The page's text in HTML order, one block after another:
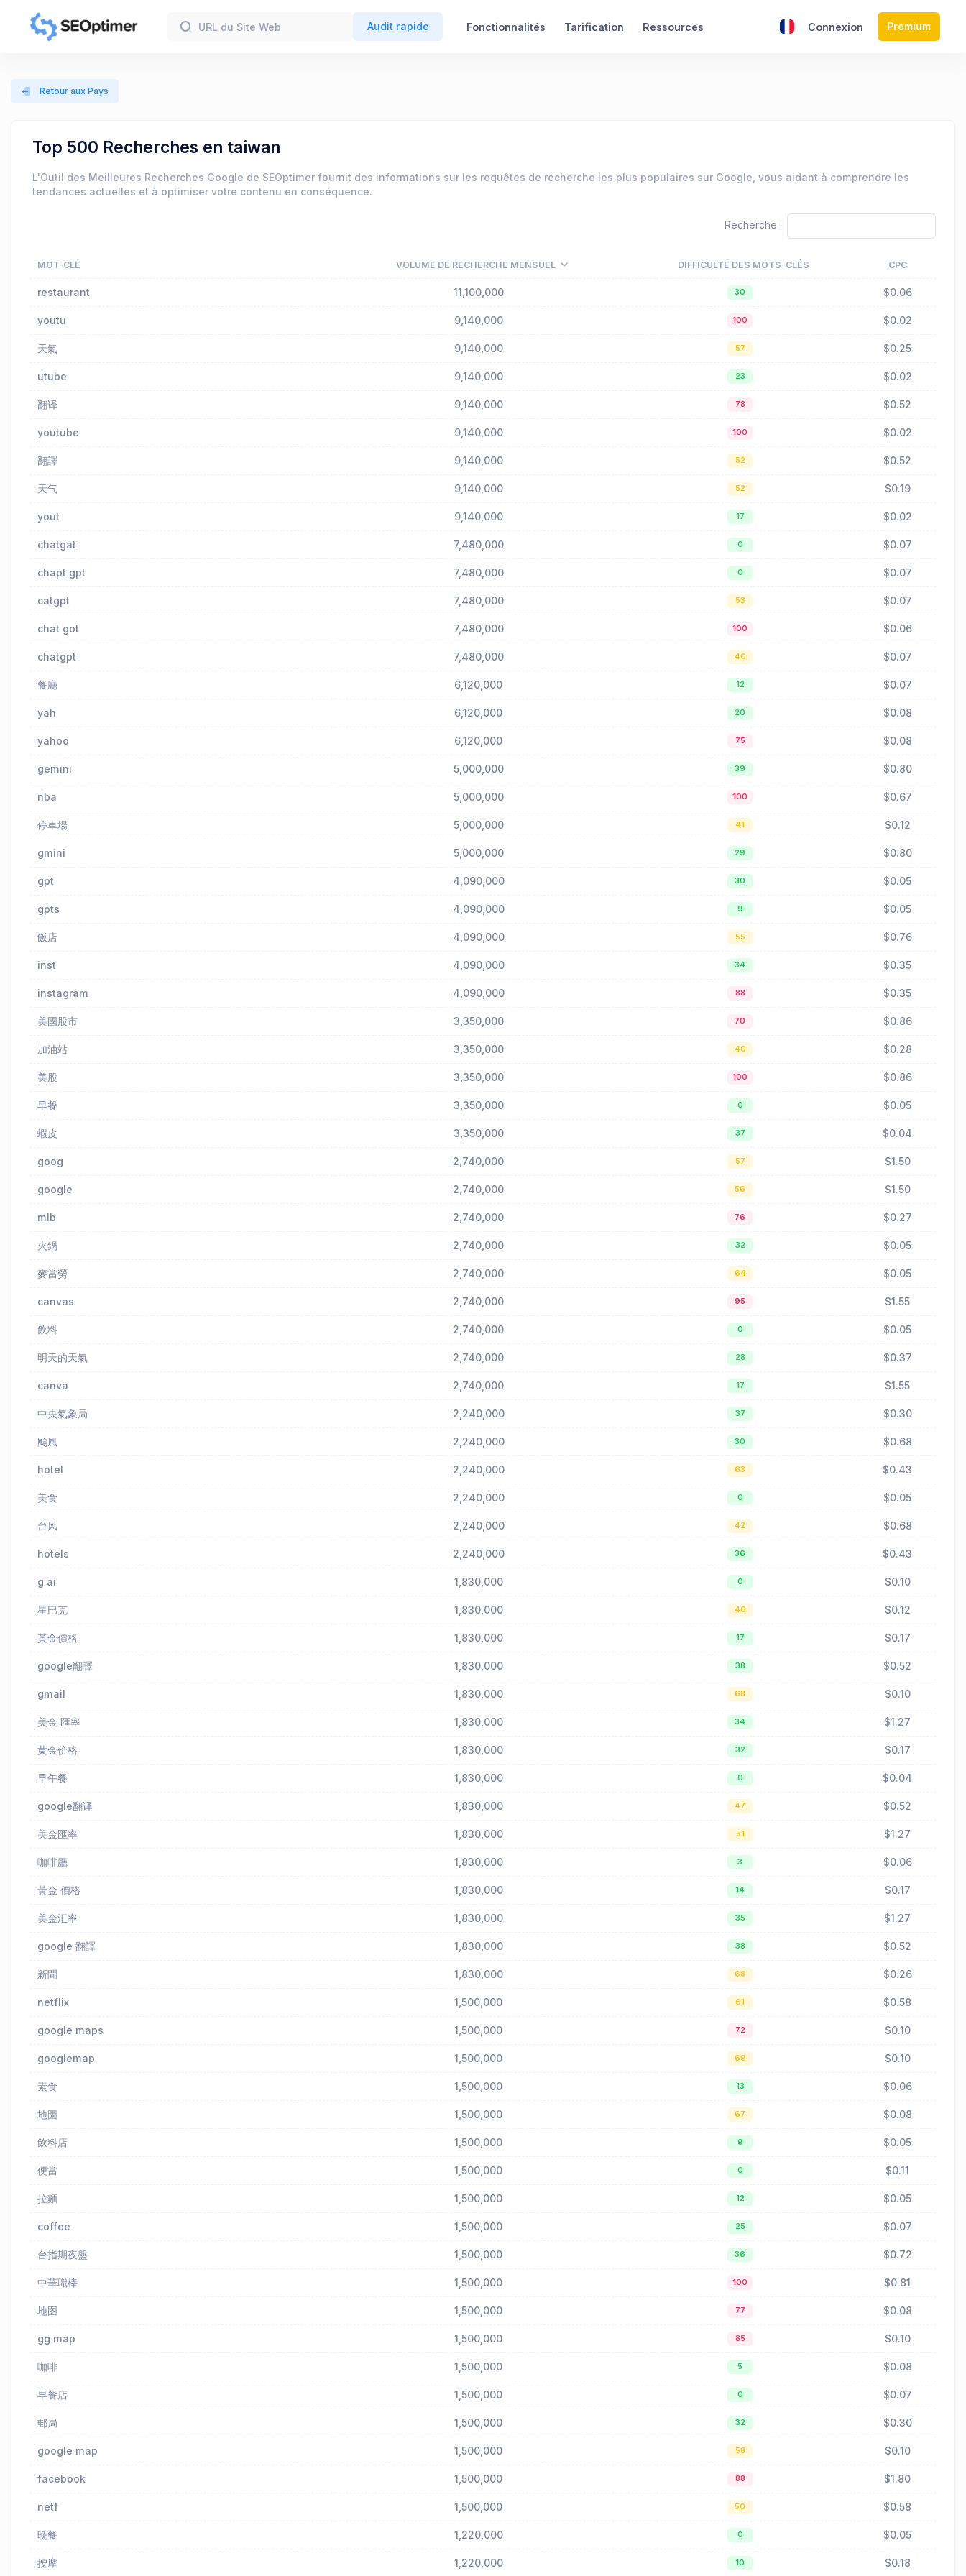
Audit rapide Fonctionnalités Tarification Ressources Connexion Premium
Retour aux Pays
Top 500 Recherches en taiwan
L'Outil des Meilleures Recherches Google de SEOptimer fournit des informations sur les requêtes de recherche les plus populaires sur Google, vous aidant à comprendre les
tendances actuelles et à optimiser votre contenu en conséquence.
Recherche :
MOT-CLÉ VOLUME DE RECHERCHE MENSUEL DIFFICULTÉ DES MOTS-CLÉS CPC
restaurant 11,100,000 30 $0.06
youtu 9,140,000 100 $0.02
天氣 9,140,000 57 $0.25
utube 9,140,000 23 $0.02
翻译 9,140,000 78 $0.52
youtube 9,140,000 100 $0.02
翻譯 9,140,000 52 $0.52
天气 9,140,000 52 $0.19
yout 9,140,000 17 $0.02
chatgat 7,480,000 0 $0.07
chapt gpt 7,480,000 0 $0.07
catgpt 7,480,000 53 $0.07
chat got 7,480,000 100 $0.06
chatgpt 7,480,000 40 $0.07
餐廳 6,120,000 12 $0.07
yah 6,120,000 20 $0.08
yahoo 6,120,000 75 $0.08
gemini 5,000,000 39 $0.80
nba 5,000,000 100 $0.67
停車場 5,000,000 41 $0.12
gmini 5,000,000 29 $0.80
gpt 4,090,000 30 $0.05
gpts 4,090,000 9 $0.05
飯店 4,090,000 55 $0.76
inst 4,090,000 34 $0.35
instagram 4,090,000 88 $0.35
美國股市 3,350,000 70 $0.86
加油站 3,350,000 40 $0.28
美股 3,350,000 100 $0.86
早餐 3,350,000 0 $0.05
蝦皮 3,350,000 37 $0.04
goog 2,740,000 57 $1.50
google 2,740,000 56 $1.50
mlb 2,740,000 76 $0.27
火鍋 2,740,000 32 $0.05
麥當勞 2,740,000 64 $0.05
canvas 2,740,000 95 $1.55
飲料 2,740,000 0 $0.05
明天的天氣 2,740,000 28 $0.37
canva 2,740,000 17 $1.55
中央氣象局 2,240,000 37 $0.30
颱風 2,240,000 30 $0.68
hotel 2,240,000 63 $0.43
美食 2,240,000 0 $0.05
台风 2,240,000 42 $0.68
hotels 2,240,000 36 $0.43
g ai 1,830,000 0 $0.10
星巴克 1,830,000 46 $0.12
黃金價格 1,830,000 17 $0.17
google翻譯 1,830,000 38 $0.52
gmail 1,830,000 68 $0.10
美金 匯率 1,830,000 34 $1.27
黄金价格 1,830,000 32 $0.17
早午餐 1,830,000 0 $0.04
google翻译 1,830,000 47 $0.52
美金匯率 1,830,000 51 $1.27
咖啡廳 1,830,000 3 $0.06
黃金 價格 1,830,000 14 $0.17
美金汇率 1,830,000 35 $1.27
google 翻譯 1,830,000 38 $0.52
新聞 1,830,000 68 $0.26
netflix 1,500,000 61 $0.58
google maps 1,500,000 72 $0.10
googlemap 1,500,000 69 $0.10
素食 1,500,000 13 $0.06
地圖 1,500,000 67 $0.08
飲料店 1,500,000 9 $0.05
便當 1,500,000 0 $0.11
拉麵 1,500,000 12 $0.05
coffee 1,500,000 25 $0.07
台指期夜盤 1,500,000 36 $0.72
中華職棒 1,500,000 100 $0.81
地图 1,500,000 77 $0.08
gg map 1,500,000 85 $0.10
咖啡 1,500,000 5 $0.08
早餐店 1,500,000 0 $0.07
郵局 1,500,000 32 $0.30
google map 1,500,000 58 $0.10
facebook 1,500,000 88 $1.80
netf 1,500,000 50 $0.58
晚餐 1,220,000 0 $0.05
按摩 1,220,000 10 $0.18